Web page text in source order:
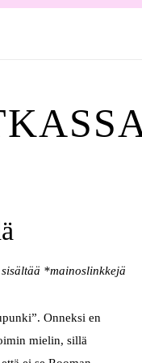
*mainoslinkkejä
Onneksi en
mielin, sillä